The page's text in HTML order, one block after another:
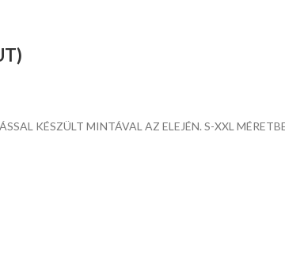
KÉSZÜLT MINTÁVAL AZ ELEJÉN. S-XXL